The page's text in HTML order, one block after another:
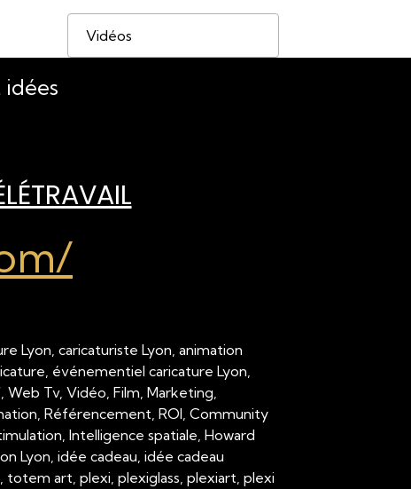
Vidéos
Lyon, caricaturiste Lyon, animation
événementiel caricature Lyon,
Web Tv, Vidéo, Film, Marketing,
Référencement, ROI, Community
Intelligence spatiale, Howard
Lyon, idée cadeau, idée cadeau
totem art, plexi, plexiglass, plexiart, plexi